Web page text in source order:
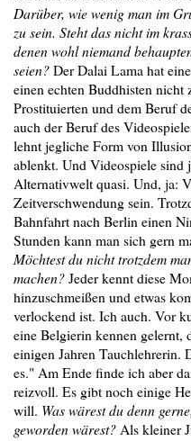
Darüber, wie wenig man im
zu sein. Steht das nicht im
denen wohl niemand
seien?Der Dalai Lama hat
einen echten Buddhisten nicht
Prostituierten und dem Beruf
auch der Beruf des
lehnt jegliche Form von
ablenkt. Und Videospiele sind
Alternativwelt quasi. Und, ja:
Zeitverschwendung sein.
Bahnfahrt nach Berlin einen
Stunden kann man sich gern
Möchtest du nicht trotzdem
machen?Jeder kennt diese
hinzuschmeißen und etwas
verlockend ist. Ich auch. Vor
eine Belgierin kennen
einigen Jahren Tauchlehrerin.
es." Am Ende finde ich aber
reizvoll. Es gibt noch einige
will. Was wärest du denn
geworden wärest? Als kleiner